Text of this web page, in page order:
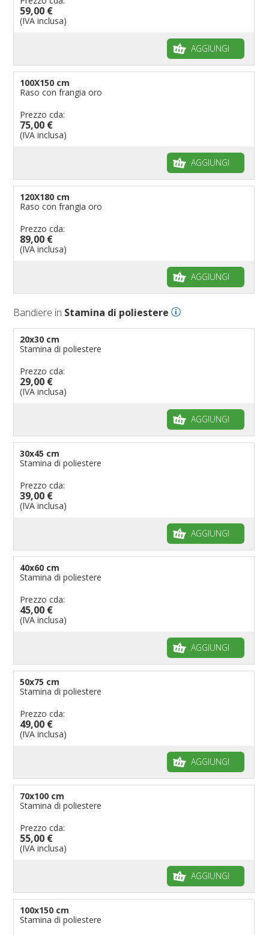
59,00 €
(IVA inclusa)
AGGIUNGI
100X150 cm
Raso con frangia oro
Prezzo cda:
75,00 €
(IVA inclusa)
AGGIUNGI
120X180 cm
Raso con frangia oro
Prezzo cda:
89,00 €
(IVA inclusa)
AGGIUNGI
Bandiere in Stamina di poliestere
20x30 cm
Stamina di poliestere
Prezzo cda:
29,00 €
(IVA inclusa)
AGGIUNGI
30x45 cm
Stamina di poliestere
Prezzo cda:
39,00 €
(IVA inclusa)
AGGIUNGI
40x60 cm
Stamina di poliestere
Prezzo cda:
45,00 €
(IVA inclusa)
AGGIUNGI
50x75 cm
Stamina di poliestere
Prezzo cda:
49,00 €
(IVA inclusa)
AGGIUNGI
70x100 cm
Stamina di poliestere
Prezzo cda:
55,00 €
(IVA inclusa)
AGGIUNGI
100x150 cm
Stamina di poliestere